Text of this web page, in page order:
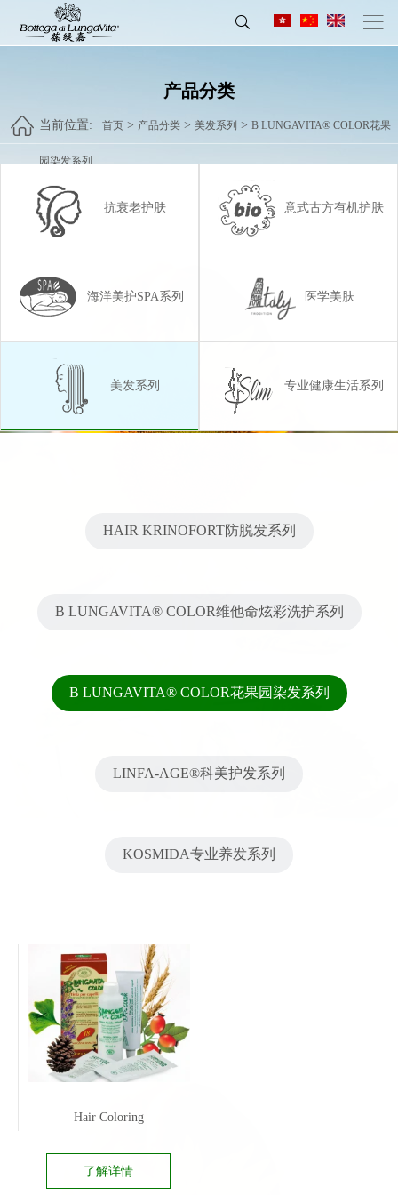
产品分类
当前位置: 首页 > 产品分类 >美发系列 >B LUNGAVITA® COLOR花果
园染发系列
抗衰老护肤 意式古方有机护肤
海洋美护SPA系列 医学美肤
美发系列 专业健康生活系列
HAIR KRINOFORT防脱发系列
B LUNGAVITA® COLOR维他命炫彩洗护系列
B LUNGAVITA® COLOR花果园染发系列
LINFA-AGE®科美护发系列
KOSMIDA专业养发系列
Hair Coloring
了解详情